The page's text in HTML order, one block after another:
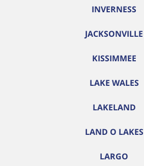
INVERNESS
JACKSONVILLE
KISSIMMEE
LAKE WALES
LAKELAND
LAND O LAKES
LARGO